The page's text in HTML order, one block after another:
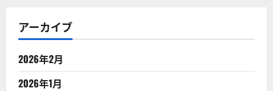
アーカイブ
2026年2月
2026年1月